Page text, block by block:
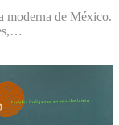
moderna de México.